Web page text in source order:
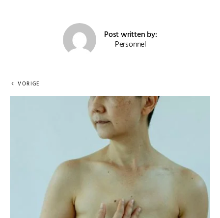
Post written by:
Personnel
VORIGE